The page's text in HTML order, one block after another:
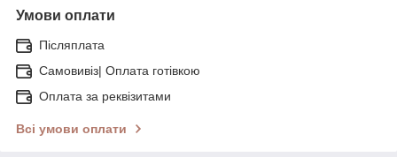
Умови оплати
Післяплата
Самовивіз| Оплата готівкою
Оплата за реквізитами
Всі умови оплати